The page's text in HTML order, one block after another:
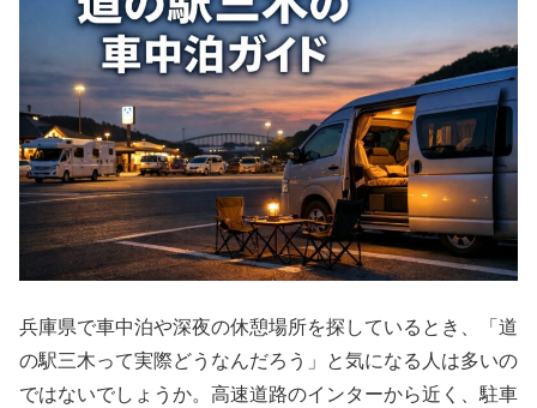
兵庫県で車中泊や深夜の休憩場所を探しているとき、「道
の駅三木って実際どうなんだろう」と気になる人は多いの
ではないでしょうか。高速道路のインターから近く、駐車